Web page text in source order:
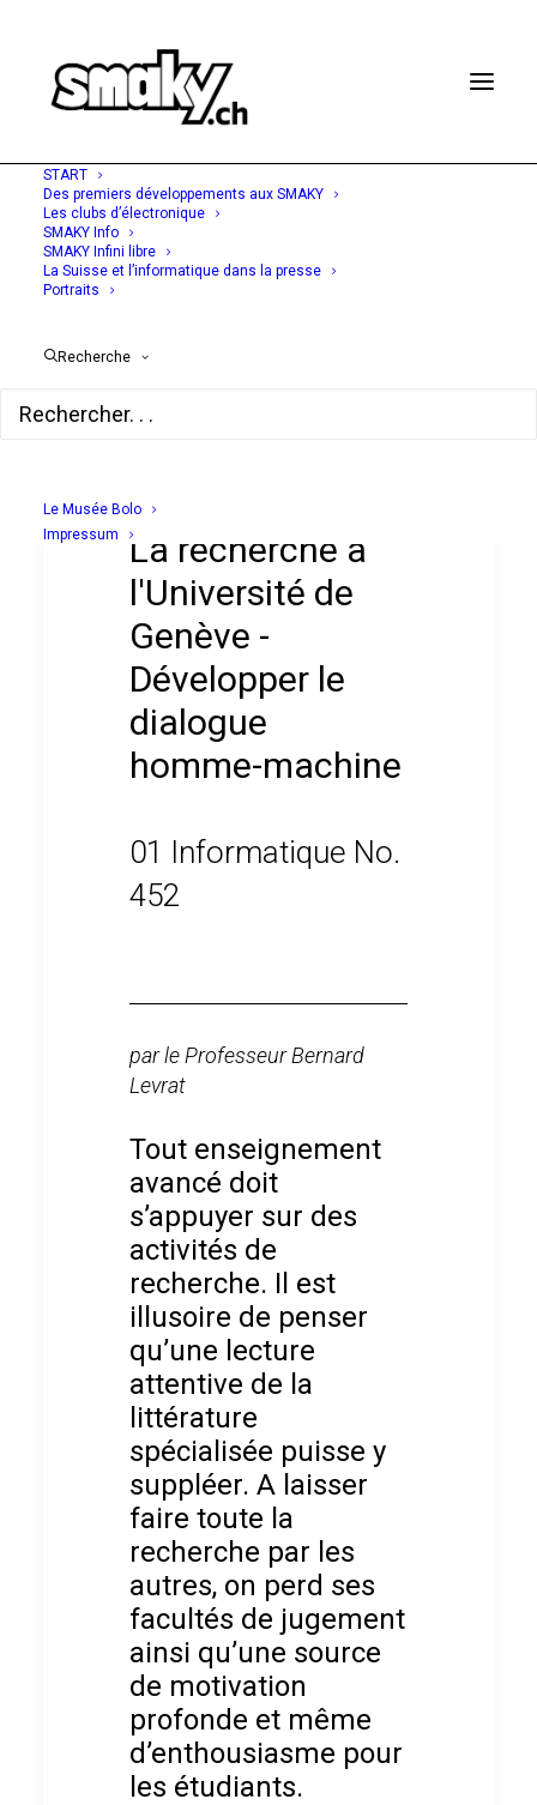
START
Des premiers développements aux SMAKY
Les clubs d’électronique
SMAKY Info
SMAKY Infini libre
La Suisse et l’informatique dans la presse
Portraits
Recherche
Le Musée Bolo
Impressum
de Genève - Développer le
La recherche à
l'Université de
Genève -
Développer le
dialogue
homme-machine
01 Informatique No.
452
par le Professeur Bernard
Levrat
Tout enseignement
avancé doit
s’appuyer sur des
activités de
recherche. Il est
illusoire de penser
qu’une lecture
attentive de la
littérature
spécialisée puisse y
suppléer. A laisser
faire toute la
recherche par les
autres, on perd ses
facultés de jugement
ainsi qu’une source
de motivation
profonde et même
d’enthousiasme pour
les étudiants.